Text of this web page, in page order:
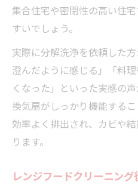
集合住宅や密閉性の高い住
すいでしょう。
実際に分解洗浄を依頼した
澄んだように感じる」「料
くなった」といった実感の
換気扇がしっかり機能する
効率よく排出され、カビや
ります。
レンジフードクリーニン